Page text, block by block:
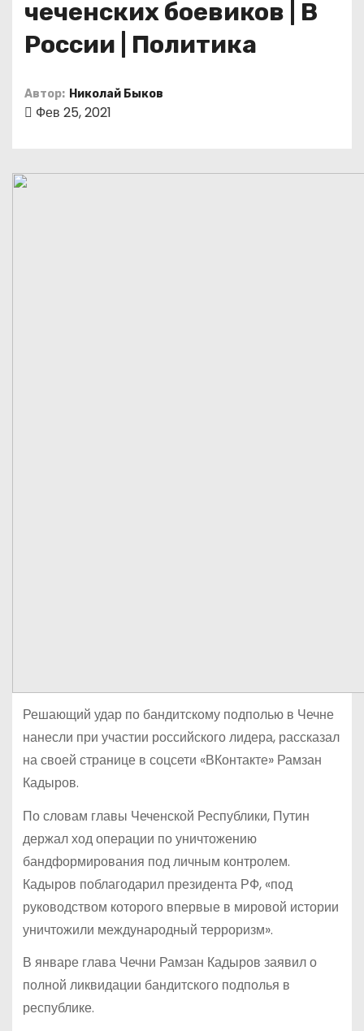
чеченских боевиков | В
России | Политика
Автор: Николай Быков
Фев 25, 2021
Решающий удар по бандитскому подполью в Чечне
нанесли при участии российского лидера, рассказал
на своей странице в соцсети «ВКонтакте» Рамзан
Кадыров.
По словам главы Чеченской Республики, Путин
держал ход операции по уничтожению
бандформирования под личным контролем.
Кадыров поблагодарил президента РФ, «под
руководством которого впервые в мировой истории
уничтожили международный терроризм».
В январе глава Чечни Рамзан Кадыров заявил о
полной ликвидации бандитского подполья в
республике.